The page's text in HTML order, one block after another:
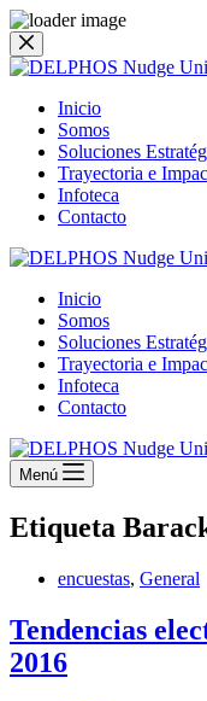
Saltar
al
Inicio
Somos
Soluciones
Trayectoria e
Infoteca
Contacto
Inicio
Somos
Soluciones
Trayectoria e
Infoteca
Contacto
Menú
Etiqueta
encuestas, General
Tendencias
2016